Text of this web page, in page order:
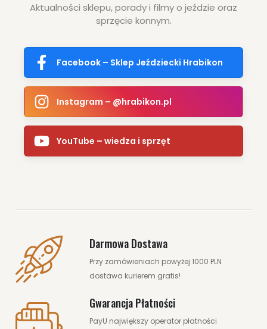
Aktualności sklepu, porady i filmy o jeździe oraz
sprzęcie konnym.
Facebook – Sklep Jeździecki Hrabikon
Instagram – @hrabikon.pl
YouTube – wiedza i sprzęt
Darmowa Dostawa
Przy zamówieniach powyżej 1000 PLN
dostawa kurierem gratis!
Gwarancja Płatności
PayU największy operator płatności